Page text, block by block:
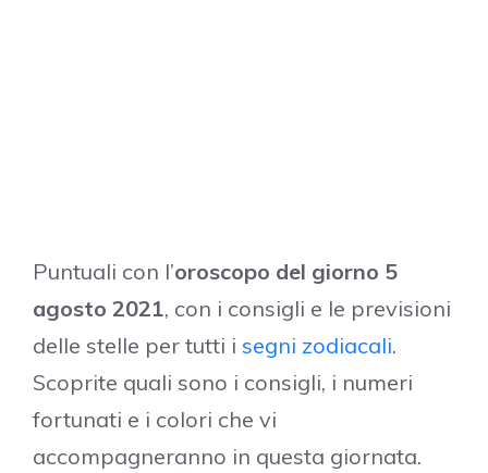
Puntuali con l’oroscopo del giorno 5
agosto 2021, con i consigli e le previsioni
delle stelle per tutti i segni zodiacali.
Scoprite quali sono i consigli, i numeri
fortunati e i colori che vi
accompagneranno in questa giornata.